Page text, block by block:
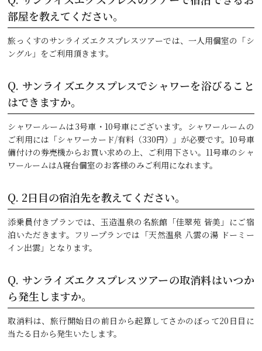
部屋を教えてください。
旅っくすのサンライズエクスプレスツアーでは、一人用個室の「シ
ングル」をご利用頂きます。
Q. サンライズエクスプレスでシャワーを浴びること
はできますか。
シャワールームは3号車・10号車にございます。シャワールームの
ご利用には「シャワーカード/有料（330円）」が必要です。10号車
備付けの券売機からお買い求めの上、ご利用下さい。11号車のシャ
ワールームはA寝台個室のお客様のみご利用になれます。
Q. 2日目の宿泊先を教えてください。
添乗員付きプランでは、玉造温泉の名旅館「佳翠苑 皆美」にご宿
泊いただきます。フリープランでは「天然温泉 八雲の湯 ドーミー
イン出雲」となります。
Q. サンライズエクスプレスツアーの取消料はいつか
ら発生しますか。
取消料は、旅行開始日の前日から起算してさかのぼって20日目に
当たる日から発生いたします。